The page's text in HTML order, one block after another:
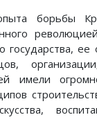
борьбы
государства,
имели